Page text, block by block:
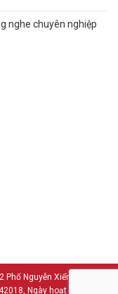
nghe chuyên nghiệp
Phố Nguyễn Xiển - Thanh
Ngày hoạt động: